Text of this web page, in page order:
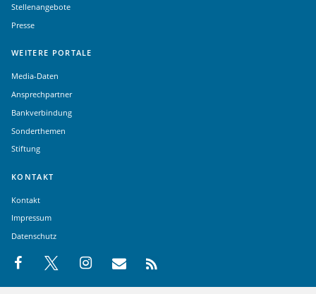
Stellenangebote
Presse
WEITERE PORTALE
Media-Daten
Ansprechpartner
Bankverbindung
Sonderthemen
Stiftung
KONTAKT
Kontakt
Impressum
Datenschutz